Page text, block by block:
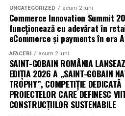
Adrian Pădurețu semnează
s-a ocupat Bogdan Ivanovici, de
Miron, iar de costume Francisca
„În Pielea Mea”este un film
PICTURES.
Producător asociat: MAGNETIC
UNCATEGORIZED acum 2 luni
Commerce Innovation Summit
funcționează cu adevărat în
eCommerce și payments în era
AFACERI acum 2 luni
SAINT-GOBAIN ROMÂNIA
EDIȚIA 2026 A „SAINT-GOBAIN
TROPHY”, COMPETIȚIE DEDICATĂ
PROIECTELOR CARE DEFINESC
CONSTRUCȚIILOR SUSTENABILE